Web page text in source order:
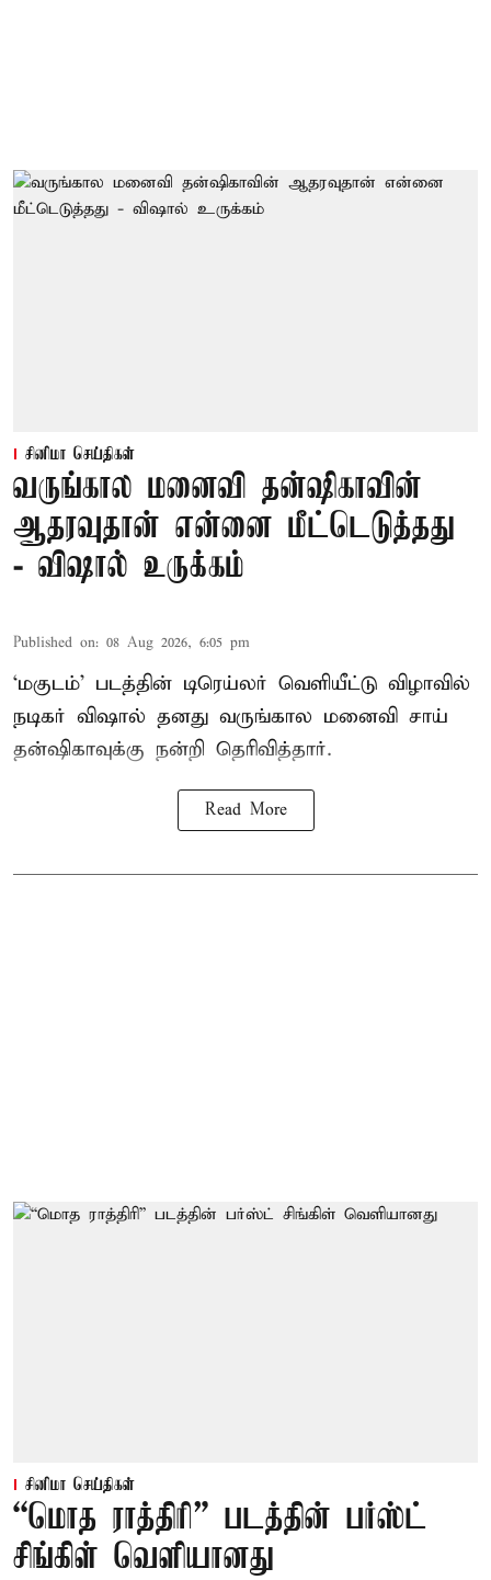
சினிமா செய்திகள்
வருங்கால மனைவி தன்ஷிகாவின்
ஆதரவுதான் என்னை மீட்டெடுத்தது
- விஷால் உருக்கம்
Published on: 08 Aug 2026, 6:05 pm
‘மகுடம்’ படத்தின் டிரெய்லர் வெளியீட்டு விழாவில்
நடிகர் விஷால் தனது வருங்கால மனைவி சாய்
தன்ஷிகாவுக்கு நன்றி தெரிவித்தார்.
Read More
சினிமா செய்திகள்
“மொத ராத்திரி” படத்தின் பர்ஸ்ட்
சிங்கிள் வெளியானது